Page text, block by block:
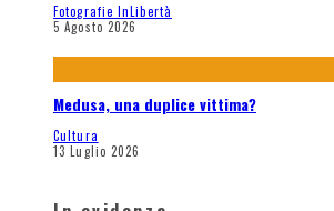
Fotografie InLibertà
5 Agosto 2026
Medusa, una duplice vittima?
Cultura
13 Luglio 2026